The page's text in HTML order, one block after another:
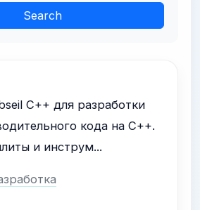
Search
C++ для разработки
кода на C++.
и инструм...